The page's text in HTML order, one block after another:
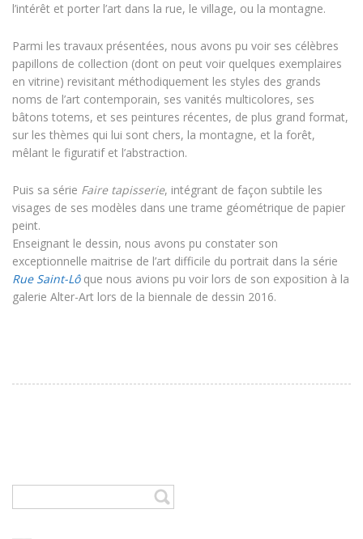
l’intérêt et porter l’art dans la rue, le village, ou la montagne.
Parmi les travaux présentées, nous avons pu voir ses célèbres
papillons de collection (dont on peut voir quelques exemplaires
en vitrine) revisitant méthodiquement les styles des grands
noms de l’art contemporain, ses vanités multicolores, ses
bâtons totems, et ses peintures récentes, de plus grand format,
sur les thèmes qui lui sont chers, la montagne, et la forêt,
mêlant le figuratif et l’abstraction.
Puis sa série Faire tapisserie, intégrant de façon subtile les
visages de ses modèles dans une trame géométrique de papier
peint.
Enseignant le dessin, nous avons pu constater son
exceptionnelle maitrise de l’art difficile du portrait dans la série
Rue Saint-Lôque nous avions pu voir lors de son exposition à la
galerie Alter-Art lors de la biennale de dessin 2016.